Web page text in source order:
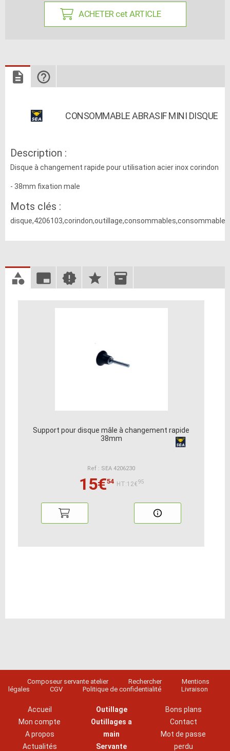
ACHETER cet ARTICLE
CONSOMMABLE ABRASIF MINI DISQUE
Description :
Disque à changement rapide pour utilisation acier inox corindon
- 38mm fixation male
Mots clés :
Support pour disque mâle à changement rapide
38mm
Ref : SEA 4206230
15€54 HT:12€95
Composeur servante atelier Rechercher
Mentions
légales
CGV Politique de confidentialité Livraison
Accueil
Mon compte
A propos
Actualités
Outillage
Outillages a
main
Servante
Bons plans
Contact
Mot de passe
perdu